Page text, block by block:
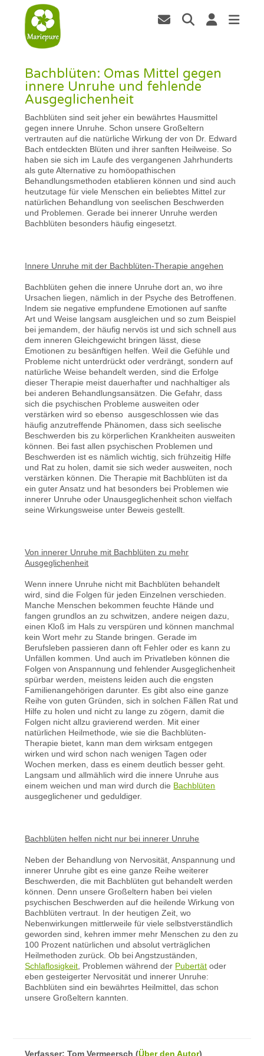
Bachblüten: Omas Mittel gegen
innere Unruhe und fehlende
Ausgeglichenheit
Bachblüten sind seit jeher ein bewährtes Hausmittel
gegen innere Unruhe. Schon unsere Großeltern
vertrauten auf die natürliche Wirkung der von Dr. Edward
Bach entdeckten Blüten und ihrer sanften Heilweise. So
haben sie sich im Laufe des vergangenen Jahrhunderts
als gute Alternative zu homöopathischen
Behandlungsmethoden etablieren können und sind auch
heutzutage für viele Menschen ein beliebtes Mittel zur
natürlichen Behandlung von seelischen Beschwerden
und Problemen. Gerade bei innerer Unruhe werden
Bachblüten besonders häufig eingesetzt.
Innere Unruhe mit der Bachblüten-Therapie angehen
Bachblüten gehen die innere Unruhe dort an, wo ihre
Ursachen liegen, nämlich in der Psyche des Betroffenen.
Indem sie negative empfundene Emotionen auf sanfte
Art und Weise langsam ausgleichen und so zum Beispiel
bei jemandem, der häufig nervös ist und sich schnell aus
dem inneren Gleichgewicht bringen lässt, diese
Emotionen zu besänftigen helfen. Weil die Gefühle und
Probleme nicht unterdrückt oder verdrängt, sondern auf
natürliche Weise behandelt werden, sind die Erfolge
dieser Therapie meist dauerhafter und nachhaltiger als
bei anderen Behandlungsansätzen. Die Gefahr, dass
sich die psychischen Probleme ausweiten oder
verstärken wird so ebenso ausgeschlossen wie das
häufig anzutreffende Phänomen, dass sich seelische
Beschwerden bis zu körperlichen Krankheiten ausweiten
können. Bei fast allen psychischen Problemen und
Beschwerden ist es nämlich wichtig, sich frühzeitig Hilfe
und Rat zu holen, damit sie sich weder ausweiten, noch
verstärken können. Die Therapie mit Bachblüten ist da
ein guter Ansatz und hat besonders bei Problemen wie
innerer Unruhe oder Unausgeglichenheit schon vielfach
seine Wirkungsweise unter Beweis gestellt.
Von innerer Unruhe mit Bachblüten zu mehr
Ausgeglichenheit
Wenn innere Unruhe nicht mit Bachblüten behandelt
wird, sind die Folgen für jeden Einzelnen verschieden.
Manche Menschen bekommen feuchte Hände und
fangen grundlos an zu schwitzen, andere neigen dazu,
einen Kloß im Hals zu verspüren und können manchmal
kein Wort mehr zu Stande bringen. Gerade im
Berufsleben passieren dann oft Fehler oder es kann zu
Unfällen kommen. Und auch im Privatleben können die
Folgen von Anspannung und fehlender Ausgeglichenheit
spürbar werden, meistens leiden auch die engsten
Familienangehörigen darunter. Es gibt also eine ganze
Reihe von guten Gründen, sich in solchen Fällen Rat und
Hilfe zu holen und nicht zu lange zu zögern, damit die
Folgen nicht allzu gravierend werden. Mit einer
natürlichen Heilmethode, wie sie die Bachblüten-
Therapie bietet, kann man dem wirksam entgegen
wirken und wird schon nach wenigen Tagen oder
Wochen merken, dass es einem deutlich besser geht.
Langsam und allmählich wird die innere Unruhe aus
einem weichen und man wird durch die Bachblüten
ausgeglichener und geduldiger.
Bachblüten helfen nicht nur bei innerer Unruhe
Neben der Behandlung von Nervosität, Anspannung und
innerer Unruhe gibt es eine ganze Reihe weiterer
Beschwerden, die mit Bachblüten gut behandelt werden
können. Denn unsere Großeltern haben bei vielen
psychischen Beschwerden auf die heilende Wirkung von
Bachblüten vertraut. In der heutigen Zeit, wo
Nebenwirkungen mittlerweile für viele selbstverständlich
geworden sind, kehren immer mehr Menschen zu den zu
100 Prozent natürlichen und absolut verträglichen
Heilmethoden zurück. Ob bei Angstzuständen,
Schlaflosigkeit , Problemen während der Pubertät oder
eben gesteigerter Nervosität und innerer Unruhe:
Bachblüten sind ein bewährtes Heilmittel, das schon
unsere Großeltern kannten.
Verfasser:Tom Vermeersch (Über den Autor)